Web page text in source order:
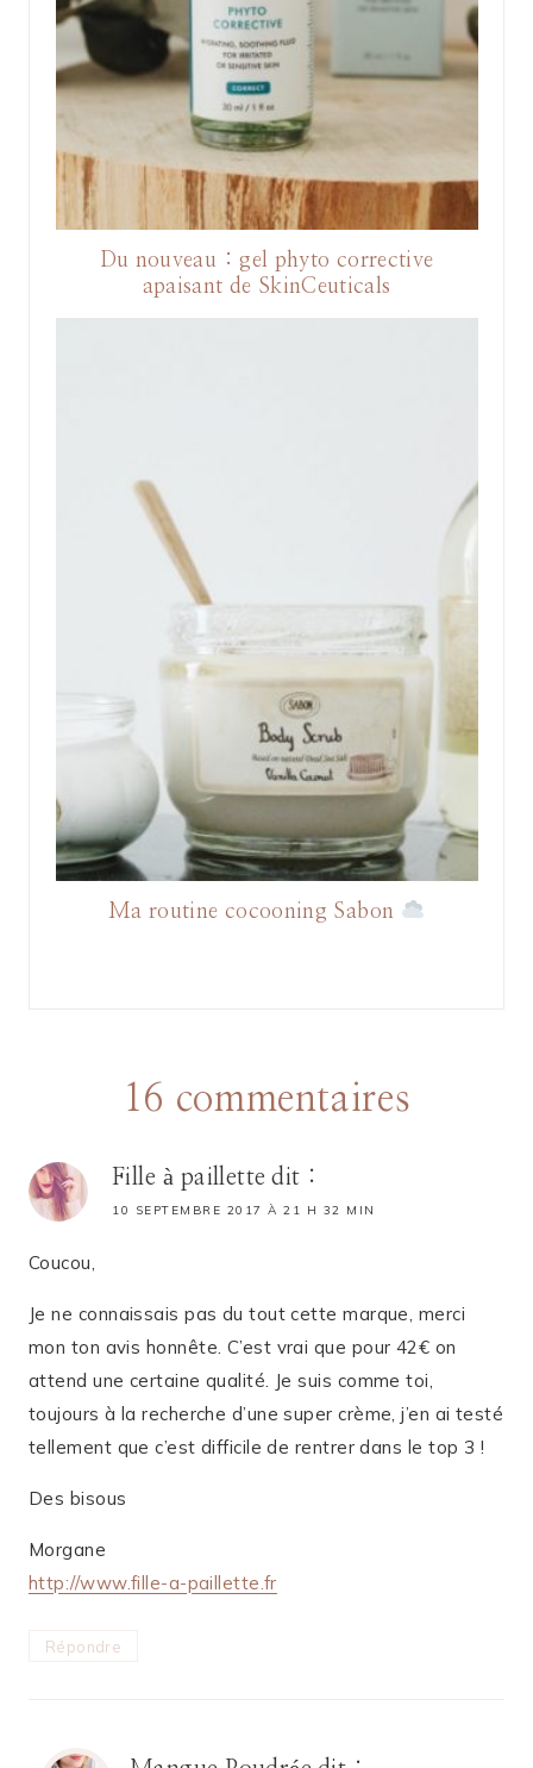
Du nouveau : gel phyto corrective
apaisant de SkinCeuticals
Ma routine cocooning Sabon
16 commentaires
Fille à paillette dit :
10 SEPTEMBRE 2017 À 21 H 32 MIN
Coucou,
Je ne connaissais pas du tout cette marque, merci
mon ton avis honnête. C’est vrai que pour 42€ on
attend une certaine qualité. Je suis comme toi,
toujours à la recherche d’une super crème, j’en ai testé
tellement que c’est difficile de rentrer dans le top 3 !
Des bisous
Morgane
http://www.fille-a-paillette.fr
Répondre